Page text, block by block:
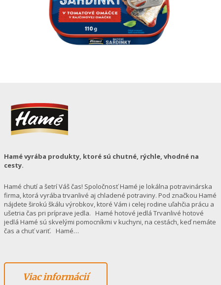
Hamé vyrába produkty, ktoré sú chutné, rýchle, vhodné na
cesty.
Hamé chutí a šetrí Váš čas! Spoločnosť Hamé je lokálna potravinárska
firma, ktorá vyrába trvanlivé aj chladené potraviny. Pod značkou Hamé
nájdete širokú škálu výrobkov, ktoré Vám i celej rodine uľahčia prácu a
ušetria čas pri príprave jedla. Hamé hotové jedlá Trvanlivé hotové
jedlá Hamé sú skvelými pomocníkmi v kuchyni, na cestách, keď nemáte
čas a chuť variť. Hamé…
Viac informácií